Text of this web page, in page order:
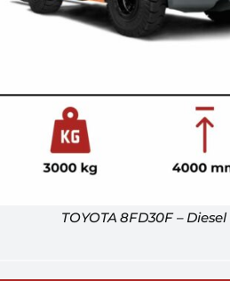
TOYOTA 8FD30F – Diesel